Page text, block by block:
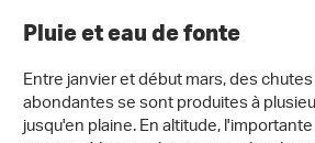
Pluie et eau de fonte
Entre janvier et début mars, des
abondantes se sont produites à
jusqu'en plaine. En altitude,